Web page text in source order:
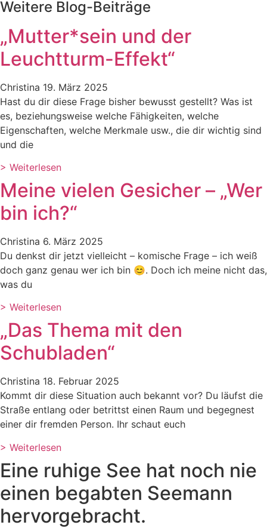
Weitere Blog-Beiträge
„Mutter*sein und der
Leuchtturm-Effekt“
Christina 19. März 2025
Hast du dir diese Frage bisher bewusst gestellt? Was ist
es, beziehungsweise welche Fähigkeiten, welche
Eigenschaften, welche Merkmale usw., die dir wichtig sind
und die
> Weiterlesen
Meine vielen Gesicher – „Wer
bin ich?“
Christina 6. März 2025
Du denkst dir jetzt vielleicht – komische Frage – ich weiß
doch ganz genau wer ich bin 😊. Doch ich meine nicht das,
was du
> Weiterlesen
„Das Thema mit den
Schubladen“
Christina 18. Februar 2025
Kommt dir diese Situation auch bekannt vor? Du läufst die
Straße entlang oder betrittst einen Raum und begegnest
einer dir fremden Person. Ihr schaut euch
> Weiterlesen
Eine ruhige See hat noch nie
einen begabten Seemann
hervor­gebracht.